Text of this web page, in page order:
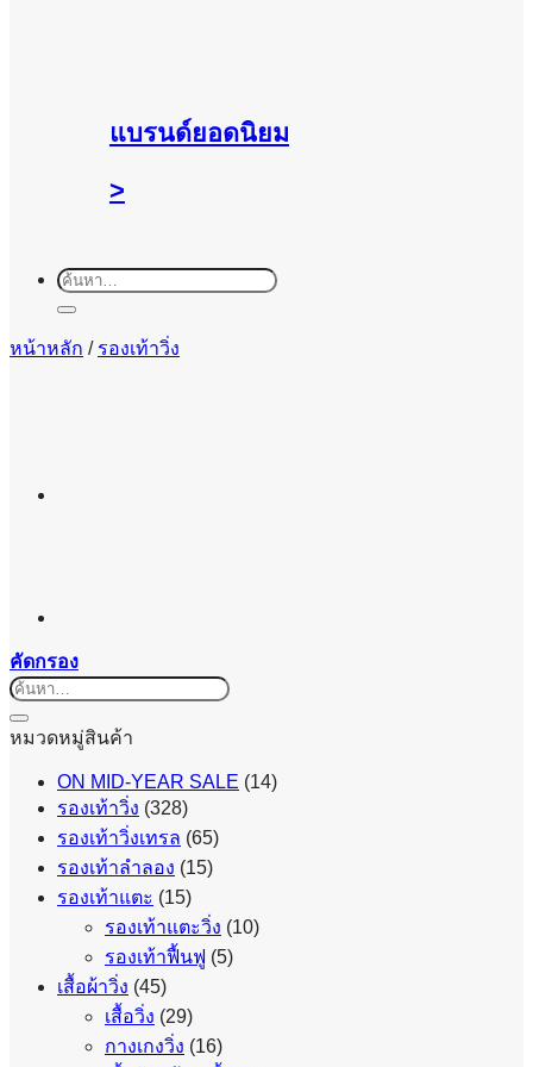
แบรนด์ยอดนิยม
>
ค้นหา:
หน้าหลัก / รองเท้าวิ่ง
คัดกรอง
ค้นหา:
หมวดหมู่สินค้า
ON MID-YEAR SALE (14)
รองเท้าวิ่ง (328)
รองเท้าวิ่งเทรล (65)
รองเท้าลำลอง (15)
รองเท้าแตะ (15)
รองเท้าแตะวิ่ง (10)
รองเท้าฟื้นฟู (5)
เสื้อผ้าวิ่ง (45)
เสื้อวิ่ง (29)
กางเกงวิ่ง (16)